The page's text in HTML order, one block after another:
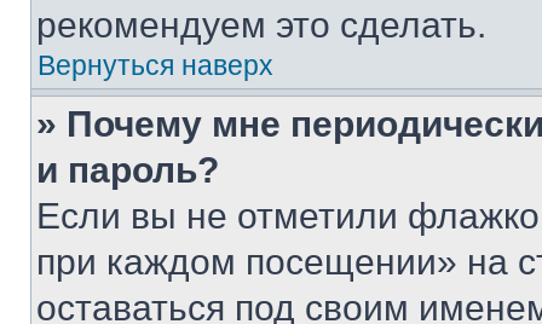
рекомендуем это сделать.
Вернуться наверх
» Почему мне
и пароль?
Если вы не отметили
при каждом посещении» на
оставаться под своим